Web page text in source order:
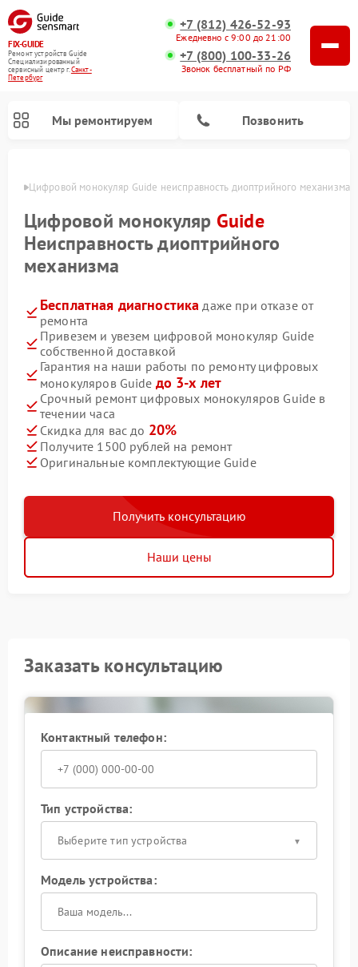
FIX-GUIDE
Ремонт устройств Guide
Специализированный
cервисный центр г.Санкт-
Петербург
+7 (812) 426-52-93
Ежедневно с 9:00 до 21:00
+7 (800) 100-33-26
Звонок бесплатный по РФ
Мы ремонтируем Позвонить
Цифровой монокуляр Guide неисправность диоптрийного механизма
Цифровой монокуляр Guide
Неисправность диоптрийного
механизма
Бесплатная диагностика даже при отказе от
ремонта
Привезем и увезем цифровой монокуляр Guide
собственной доставкой
Гарантия на наши работы по ремонту цифровых
монокуляров Guide до 3-х лет
Срочный ремонт цифровых монокуляров Guide в
течении часа
Скидка для вас до 20%
Получите 1500 рублей на ремонт
Оригинальные комплектующие Guide
Получить консультацию
Наши цены
Заказать консультацию
Контактный телефон:
Тип устройства:
Выберите тип устройства
Модель устройства:
Описание неисправности: